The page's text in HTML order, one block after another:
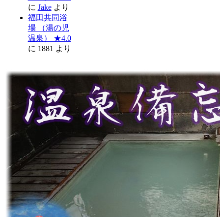
に Jakeより
福田共同浴
場 （湯の児
温泉） ★4.0
に 1881 より